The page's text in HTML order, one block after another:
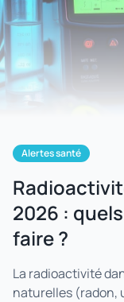
Alertes santé
2026 :
faire ?
La radioactivité
naturelles (radon,